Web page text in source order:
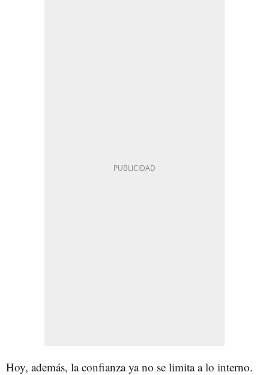
Hoy, además, la confianza ya no se limita a lo interno.